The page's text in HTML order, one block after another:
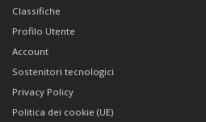
Classifiche
Profilo Utente
Account
Sostenitori tecnologici
Privacy Policy
Politica dei cookie (UE)